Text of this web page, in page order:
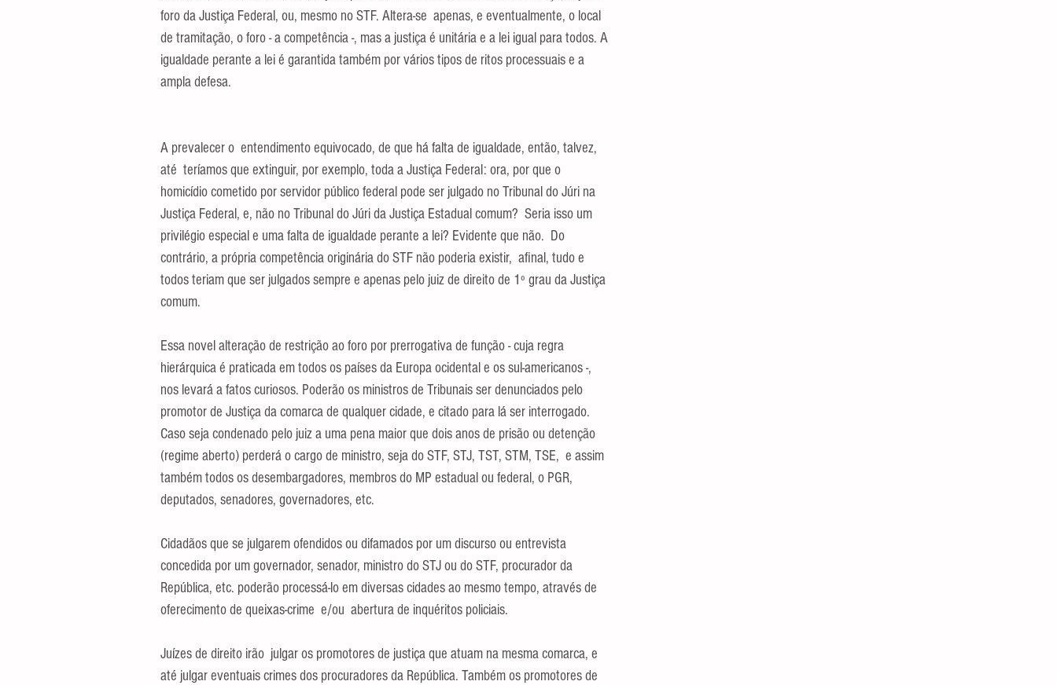
foro da Justiça Federal, ou, mesmo no STF. Altera-se  apenas, e eventualmente, o local
de tramitação, o foro - a competência -, mas a justiça é unitária e a lei igual para todos. A
igualdade perante a lei é garantida também por vários tipos de ritos processuais e a
ampla defesa.
A prevalecer o  entendimento equivocado, de que há falta de igualdade, então, talvez,
até  teríamos que extinguir, por exemplo, toda a Justiça Federal: ora, por que o
homicídio cometido por servidor público federal pode ser julgado no Tribunal do Júri na
Justiça Federal, e, não no Tribunal do Júri da Justiça Estadual comum?  Seria isso um
privilégio especial e uma falta de igualdade perante a lei? Evidente que não.  Do
contrário, a própria competência originária do STF não poderia existir,  afinal, tudo e
todos teriam que ser julgados sempre e apenas pelo juiz de direito de 1º grau da Justiça
comum.
Essa novel alteração de restrição ao foro por prerrogativa de função - cuja regra
hierárquica é praticada em todos os países da Europa ocidental e os sul-americanos -,
nos levará a fatos curiosos. Poderão os ministros de Tribunais ser denunciados pelo
promotor de Justiça da comarca de qualquer cidade, e citado para lá ser interrogado.
Caso seja condenado pelo juiz a uma pena maior que dois anos de prisão ou detenção
(regime aberto) perderá o cargo de ministro, seja do STF, STJ, TST, STM, TSE,  e assim
também todos os desembargadores, membros do MP estadual ou federal, o PGR,
deputados, senadores, governadores, etc.
Cidadãos que se julgarem ofendidos ou difamados por um discurso ou entrevista
concedida por um governador, senador, ministro do STJ ou do STF, procurador da
República, etc. poderão processá-lo em diversas cidades ao mesmo tempo, através de
oferecimento de queixas-crime  e/ou  abertura de inquéritos policiais.
Juízes de direito irão  julgar os promotores de justiça que atuam na mesma comarca, e
até julgar eventuais crimes dos procuradores da República. Também os promotores de